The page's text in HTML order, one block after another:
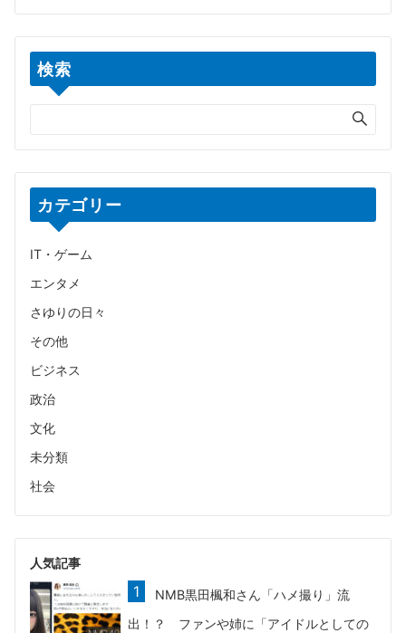
検索
カテゴリー
IT・ゲーム
エンタメ
さゆりの日々
その他
ビジネス
政治
文化
未分類
社会
人気記事
NMB黒田楓和さん「ハメ撮り」流
出！？ ファンや姉に「アイドルとしての